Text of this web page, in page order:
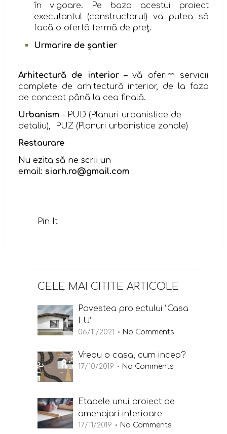
în vigoare. Pe baza acestui proiect
executantul (constructorul) va putea să
facă o ofertă fermă de preţ.
Urmarire de șantier
Arhitectură de interior –vă oferim servicii
complete de arhitectură interior, de la faza
de concept până la cea finală.
Urbanism– PUD (Planuri urbanistice de
detaliu), PUZ (Planuri urbanistice zonale)
Restaurare
Nu ezita să ne scrii un
email: siarh.ro@gmail.com
Pin It
CELE MAI CITITE ARTICOLE
Povestea proiectului “Casa
LU”
06/11/2021 No Comments
Vreau o casa, cum incep?
17/10/2019 No Comments
Etapele unui proiect de
amenajari interioare
17/11/2019 No Comments